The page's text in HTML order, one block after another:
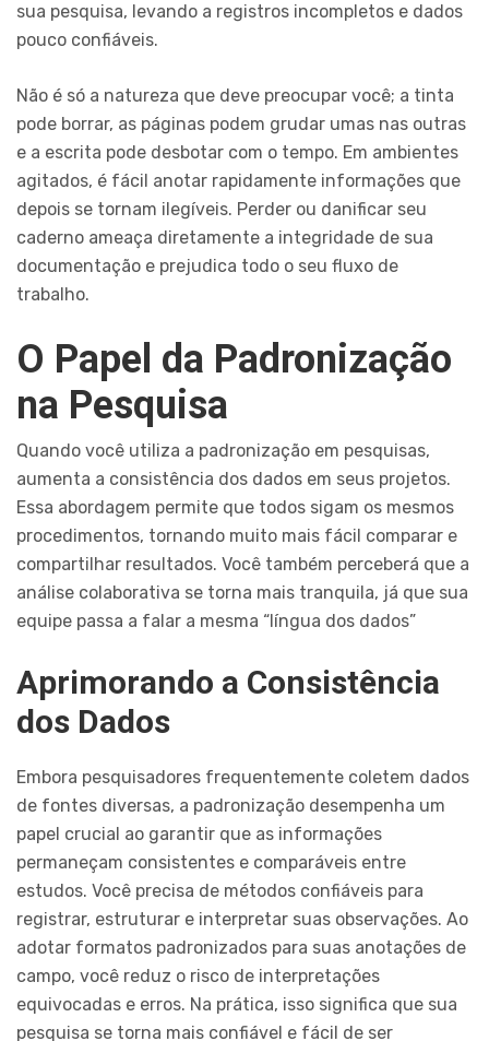
sua pesquisa, levando a registros incompletos e dados
pouco confiáveis.
Não é só a natureza que deve preocupar você; a tinta
pode borrar, as páginas podem grudar umas nas outras
e a escrita pode desbotar com o tempo. Em ambientes
agitados, é fácil anotar rapidamente informações que
depois se tornam ilegíveis. Perder ou danificar seu
caderno ameaça diretamente a integridade de sua
documentação e prejudica todo o seu fluxo de
trabalho.
O Papel da Padronização
na Pesquisa
Quando você utiliza a padronização em pesquisas,
aumenta a consistência dos dados em seus projetos.
Essa abordagem permite que todos sigam os mesmos
procedimentos, tornando muito mais fácil comparar e
compartilhar resultados. Você também perceberá que a
análise colaborativa se torna mais tranquila, já que sua
equipe passa a falar a mesma “língua dos dados”
Aprimorando a Consistência
dos Dados
Embora pesquisadores frequentemente coletem dados
de fontes diversas, a padronização desempenha um
papel crucial ao garantir que as informações
permaneçam consistentes e comparáveis entre
estudos. Você precisa de métodos confiáveis para
registrar, estruturar e interpretar suas observações. Ao
adotar formatos padronizados para suas anotações de
campo, você reduz o risco de interpretações
equivocadas e erros. Na prática, isso significa que sua
pesquisa se torna mais confiável e fácil de ser